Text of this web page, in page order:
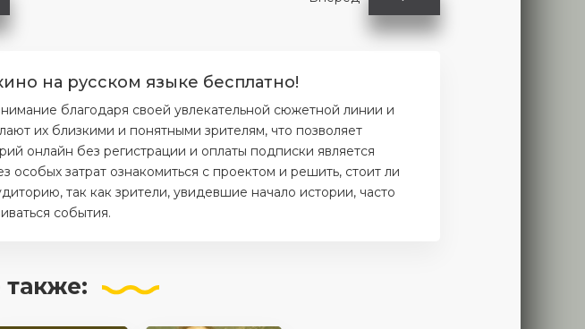
на русском языке бесплатно!
благодаря своей увлекательной сюжетной линии и
их близкими и понятными зрителям, что позволяет
онлайн без регистрации и оплаты подписки является
затрат ознакомиться с проектом и решить, стоит ли
так как зрители, увидевшие начало истории, часто
события.
также: